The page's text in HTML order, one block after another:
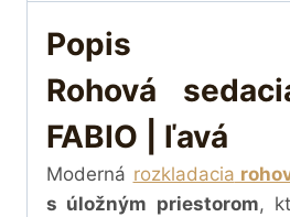
Popis
Rohová
FABIO | ľavá
Moderná rozkladacia
s úložným priestorom,